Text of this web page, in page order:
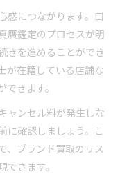
感につながります。口
贋鑑定のプロセスが明
きを進めることができ
が在籍している店舗な
きます。
ャンセル料が発生しな
に確認しましょう。こ
、ブランド買取のリス
きます。